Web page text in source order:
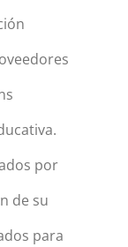
por
de su
para